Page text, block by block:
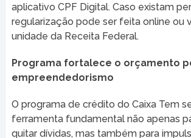
aplicativo CPF Digital. Caso existam
regularização pode ser feita online ou
unidade da Receita Federal.
Programa fortalece o orçamento
empreendedorismo
O programa de crédito do Caixa Tem
ferramenta fundamental não apenas
quitar dívidas, mas também para